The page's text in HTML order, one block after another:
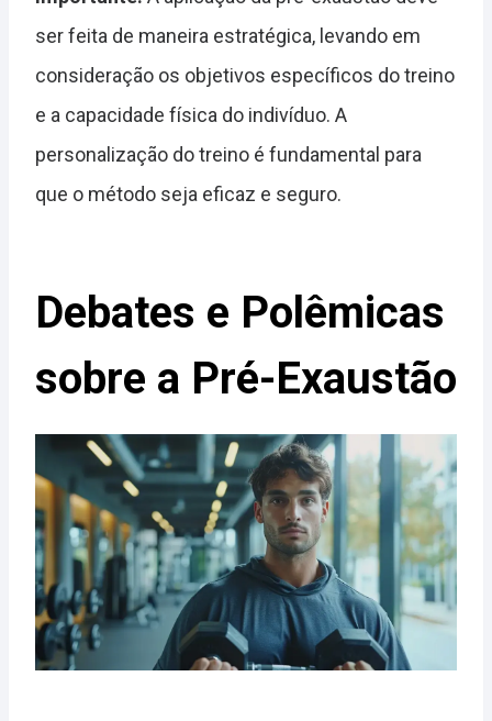
ser feita de maneira estratégica, levando em
consideração os objetivos específicos do treino
e a capacidade física do indivíduo. A
personalização do treino é fundamental para
que o método seja eficaz e seguro.
Debates e Polêmicas
sobre a Pré-Exaustão